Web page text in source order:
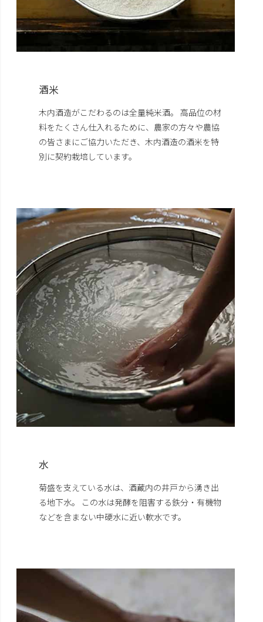
酒米
木内酒造がこだわるのは全量純米酒。 高品位の材
料をたくさん仕入れるために、農家の方々や農協
の皆さまにご協力いただき、木内酒造の酒米を特
別に契約栽培しています。
水
菊盛を支えている水は、酒蔵内の井戸から湧き出
る地下水。 この水は発酵を阻害する鉄分・有機物
などを含まない中硬水に近い軟水です。